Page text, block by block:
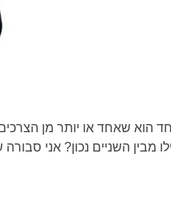
הוא שאחד או יותר מן
השניים נכון? אני